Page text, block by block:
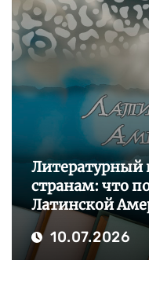
Литературный
странам: что
Латинской
10.07.2026